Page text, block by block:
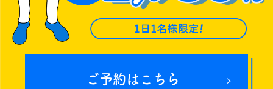
ご予約はこちら